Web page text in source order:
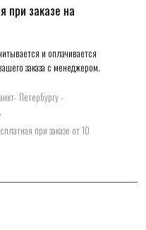
Петербургу -
при заказе от 10
и оплачивается
заказа с менеджером.
при заказе на